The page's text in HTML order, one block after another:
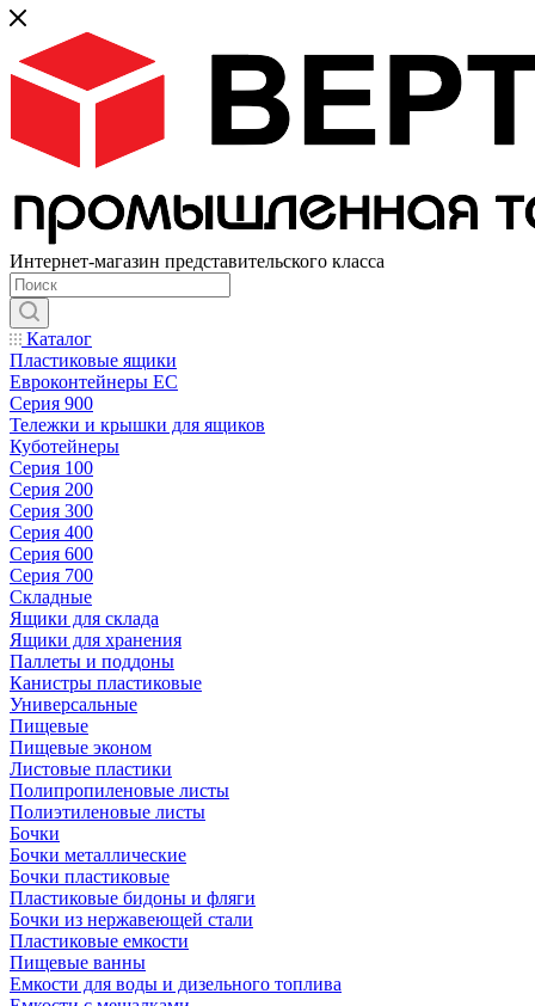
Интернет-магазин представительского класса
Каталог
Пластиковые ящики
Евроконтейнеры ЕС
Серия 900
Тележки и крышки для ящиков
Куботейнеры
Серия 100
Серия 200
Серия 300
Серия 400
Серия 600
Серия 700
Складные
Ящики для склада
Ящики для хранения
Паллеты и поддоны
Канистры пластиковые
Универсальные
Пищевые
Пищевые эконом
Листовые пластики
Полипропиленовые листы
Полиэтиленовые листы
Бочки
Бочки металлические
Бочки пластиковые
Пластиковые бидоны и фляги
Бочки из нержавеющей стали
Пластиковые емкости
Пищевые ванны
Емкости для воды и дизельного топлива